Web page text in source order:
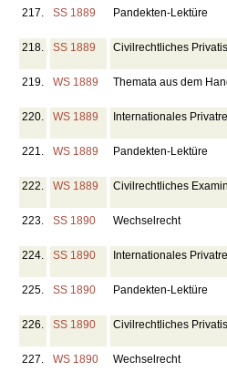
217. SS 1889 Pandekten-Lektüre
218. SS 1889 Civilrechtliches
219. WS 1889 Themata aus dem
220. WS 1889 Internationales
221. WS 1889 Pandekten-Lektüre
222. WS 1889 Civilrechtliches
223. SS 1890 Wechselrecht
224. SS 1890 Internationales
225. SS 1890 Pandekten-Lektüre
226. SS 1890 Civilrechtliches
227. WS 1890 Wechselrecht